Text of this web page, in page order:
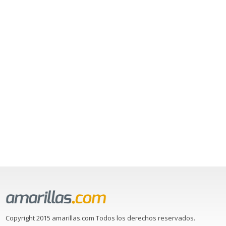
Copyright 2015 amarillas.com Todos los derechos reservados.